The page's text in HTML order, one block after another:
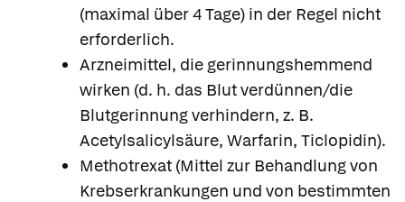
(maximal über 4 Tage) in der Regel nicht
erforderlich.
Arzneimittel, die gerinnungshemmend
wirken (d. h. das Blut verdünnen/die
Blutgerinnung verhindern, z. B.
Acetylsalicylsäure, Warfarin, Ticlopidin).
Methotrexat (Mittel zur Behandlung von
Krebserkrankungen und von bestimmten